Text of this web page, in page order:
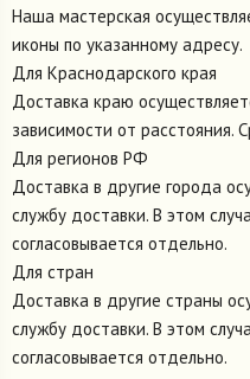
Наша мастерская
иконы по указанному адресу.
Для Краснодарского края
Доставка краю
зависимости от расстояния.
Для регионов РФ
Доставка в другие города
службу доставки. В этом
согласовывается отдельно.
Для стран
Доставка в другие страны
службу доставки. В этом
согласовывается отдельно.